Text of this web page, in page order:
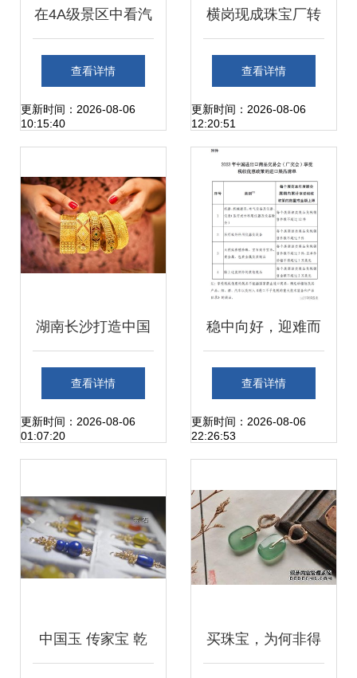
在4A级景区中看汽
车智造，高合工厂
带给你不一样的新
查看详情
更新时间：2026-08-06
10:15:40
横岗现成珠宝厂转
让 650平仅20元/
平，无转让费潜力
凸显
查看详情
更新时间：2026-08-06
12:20:51
湖南长沙打造中国
首条“文旅+黄金”产
业街 重塑珠宝交易
查看详情
更新时间：2026-08-06
01:07:20
稳中向好，迎难而
进！2023年广交会
珠宝交易热潮盘点
查看详情
更新时间：2026-08-06
22:26:53
中国玉 传家宝 乾 买珠宝，为何非得